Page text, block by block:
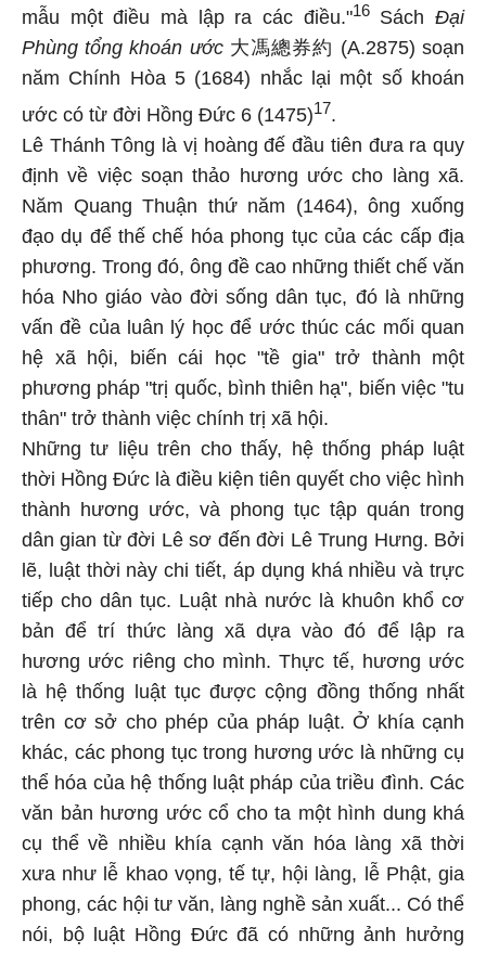
mẫu một điều mà lập ra các điều."16SáchĐại
Phùng tổng khoán ước 大馮總券約 (A.2875) soạn
năm Chính Hòa 5 (1684) nhắc lại một số khoán
ước có từ đời Hồng Đức 6 (1475)17.
Lê Thánh Tông là vị hoàng đế đầu tiên đưa ra quy
định về việc soạn thảo hương ước cho làng xã.
Năm Quang Thuận thứ năm (1464), ông xuống
đạo dụ để thế chế hóa phong tục của các cấp địa
phương. Trong đó, ông đề cao những thiết chế văn
hóa Nho giáo vào đời sống dân tục, đó là những
vấn đề của luân lý học để ước thúc các mối quan
hệ xã hội, biến cái học "tề gia" trở thành một
phương pháp "trị quốc, bình thiên hạ", biến việc "tu
thân" trở thành việc chính trị xã hội.
Những tư liệu trên cho thấy, hệ thống pháp luật
thời Hồng Đức là điều kiện tiên quyết cho việc hình
thành hương ước, và phong tục tập quán trong
dân gian từ đời Lê sơ đến đời Lê Trung Hưng. Bởi
lẽ, luật thời này chi tiết, áp dụng khá nhiều và trực
tiếp cho dân tục. Luật nhà nước là khuôn khổ cơ
bản để trí thức làng xã dựa vào đó để lập ra
hương ước riêng cho mình. Thực tế, hương ước
là hệ thống luật tục được cộng đồng thống nhất
trên cơ sở cho phép của pháp luật. Ở khía cạnh
khác, các phong tục trong hương ước là những cụ
thể hóa của hệ thống luật pháp của triều đình. Các
văn bản hương ước cổ cho ta một hình dung khá
cụ thể về nhiều khía cạnh văn hóa làng xã thời
xưa như lễ khao vọng, tế tự, hội làng, lễ Phật, gia
phong, các hội tư văn, làng nghề sản xuất... Có thể
nói, bộ luật Hồng Đức đã có những ảnh hưởng